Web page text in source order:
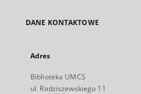
DANE KONTAKTOWE
Adres
Biblioteka UMCS
ul. Radziszewskiego 11